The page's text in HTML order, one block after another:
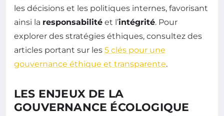
les décisions et les politiques internes, favorisant
ainsi la responsabilité et l’intégrité. Pour
explorer des stratégies éthiques, consultez des
articles portant sur les 5 clés pour une
gouvernance éthique et transparente.
LES ENJEUX DE LA
GOUVERNANCE ÉCOLOGIQUE